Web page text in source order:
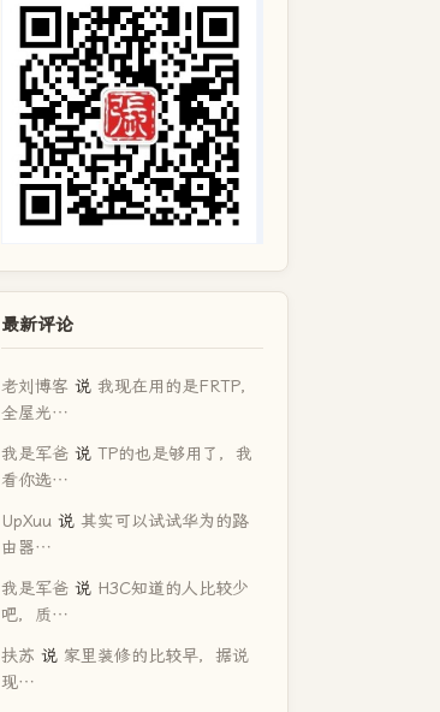
最新评论
老刘博客 说 我现在用的是FRTP，
全屋光…
我是军爸 说 TP的也是够用了，我
看你选…
UpXuu 说 其实可以试试华为的路
由器…
我是军爸 说 H3C知道的人比较少
吧，质…
扶苏 说 家里装修的比较早，据说
现…